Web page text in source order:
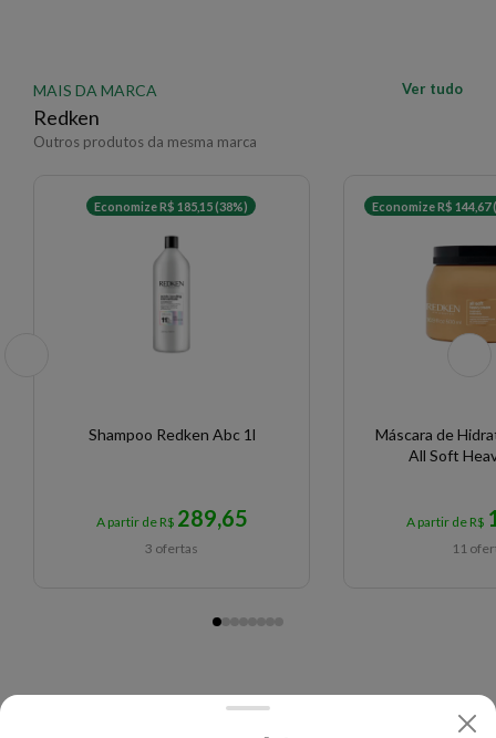
MAIS DA MARCA
Redken
Outros produtos da mesma marca
Ver tudo
Economize R$ 185,15 (38%)
Shampoo Redken Abc 1l
A partir de R$ 289,65
3 ofertas
Economize R$ 144,67
Máscara de
All Soft
A partir de R$
11